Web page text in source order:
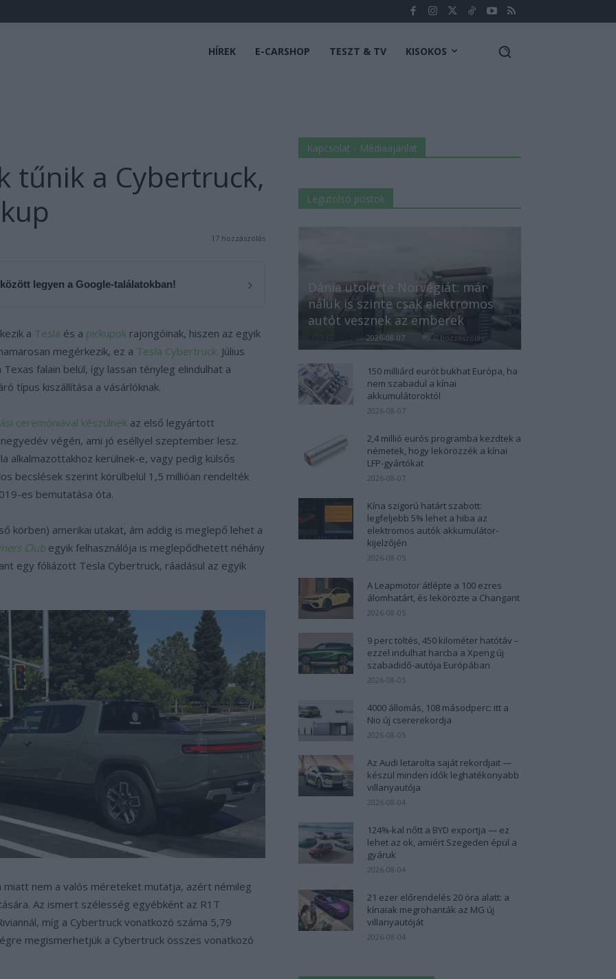
HÍREK E-CARSHOP TESZT & TV KISOKOS
tűnik a Cybertruck,
17 hozzászólás
legyen a Google-találatokban! ›
a Tesla és a pickupok rajongóinak, hiszen az egyik
megérkezik, ez a Tesla Cybertruck. Július
Texas falain belül, így lassan tényleg elindulhat a
típus kiszállítása a vásárlóknak.
ceremóniával készülnek az első legyártott
végén, ami jó eséllyel szeptember lesz.
alkalmazottakhoz kerülnek-e, vagy pedig külsős
becslések szerint körülbelül 1,5 millióan rendelték
es bemutatása óta.
körben) amerikai utakat, ám addig is meglepő lehet a
Club egyik felhasználója is meglepődhetett néhány
egy fóliázott Tesla Cybertruck, ráadásul az egyik
nem a valós méreteket mutatja, azért némileg
Az ismert szélesség egyébként az R1T
míg a Cybertruck vonatkozó száma 5,79
megismerhetjük a Cybertruck összes vonatkozó
Kapcsolat - Médiaajánlat
Legutolsó postok
Dánia utolérte Norvégiát: már
náluk is szinte csak elektromos
autót vesznek az emberek
- 2026-08-07 0 hozzászólás
150 milliárd eurót bukhat Európa, ha
nem szabadul a kínai
akkumulátoroktól
2026-08-07
2,4 millió eurós programba kezdtek a
németek, hogy lekörözzék a kínai
LFP-gyártókat
2026-08-07
Kína szigorú határt szabott:
legfeljebb 5% lehet a hiba az
elektromos autók akkumulátor-
kijelzőjén
2026-08-05
A Leapmotor átlépte a 100 ezres
álomhatárt, és lekörözte a Changant
2026-08-05
9 perc töltés, 450 kilométer hatótáv –
ezzel indulhat harcba a Xpeng új
szabadidő-autója Európában
2026-08-05
4000 állomás, 108 másodperc: itt a
Nio új csererekordja
2026-08-05
Az Audi letarolta saját rekordjait —
készül minden idők leghatékonyabb
villanyautója
2026-08-04
124%-kal nőtt a BYD exportja — ez
lehet az ok, amiért Szegeden épül a
gyáruk
2026-08-04
21 ezer előrendelés 20 óra alatt: a
kínaiak megrohanták az MG új
villanyautóját
2026-08-04